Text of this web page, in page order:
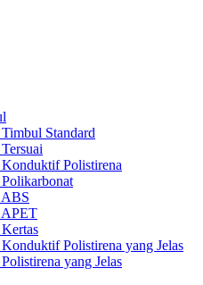
Standard
Polistirena
ABS
APET
Polistirena yang Jelas
yang Jelas